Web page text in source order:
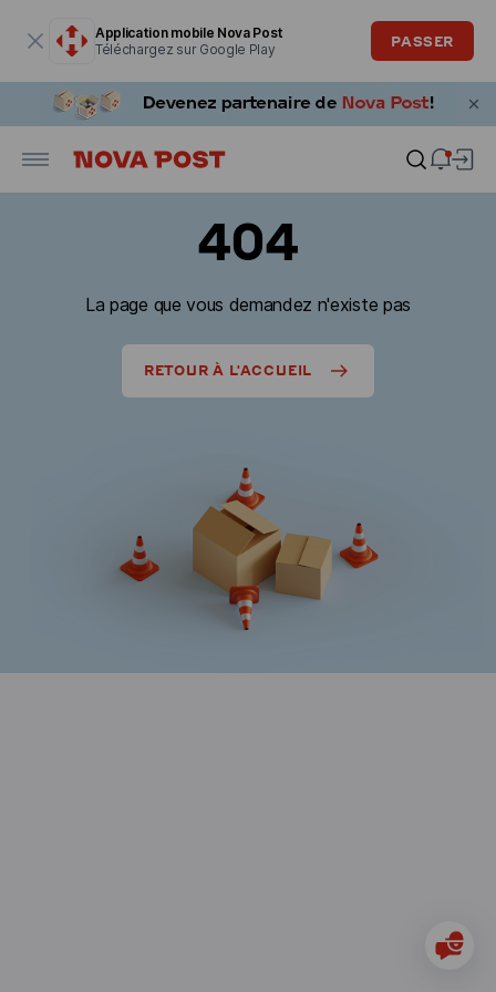
Application mobile Nova Post
Téléchargez sur Google Play
PASSER
404
La page que vous demandez n'existe pas
RETOUR À L'ACCUEIL